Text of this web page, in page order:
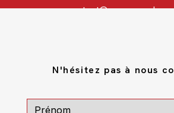
contact@gravures-
N'hésitez pas à nous